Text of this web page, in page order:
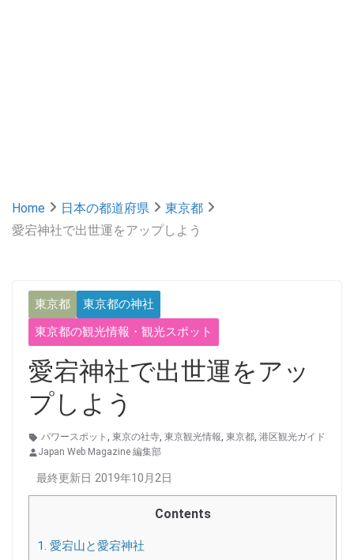
Home 日本の都道府県
東京都
愛宕神社で出世運をアップしよう
東京都
東京都の神社
東京都の観光情報・観光スポット
愛宕神社で出世運をアッ
プしよう
パワースポット , 東京の社寺, 東京観光情報, 東京都, 港区観光ガイド
Japan Web Magazine 編集部
最終更新日 2019年10月2日
Contents
1. 愛宕山と愛宕神社